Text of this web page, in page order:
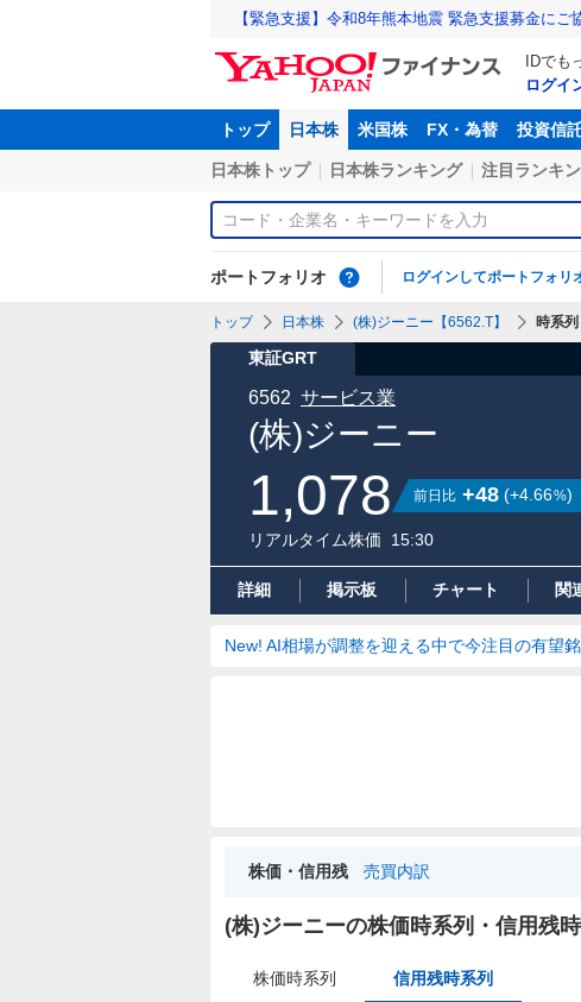
【緊急支援】令和8年熊本地震 緊急支援募金にご
IDでも
ログイ
トップ 日本株 米国株 FX・為替 投資信
日本株トップ 日本株ランキング 注目ランキ
ポートフォリオ ログインしてポートフォリ
トップ 日本株 (株)ジーニー【6562.T】 時系列
東証GRT
(株)ジーニー
6562 サービス業
1,078 前日比 +48 (+4.66%)
リアルタイム株価 15:30
詳細 掲示板 チャート 関
New! AI相場が調整を迎える中で今注目の有望
株価・信用残 売買内訳
(株)ジーニーの株価時系列・信用残
用
残
株価時系列 信用残時系列